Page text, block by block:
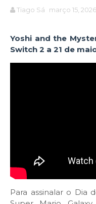
Tiago Sá março 15, 2026
Yoshi and the
Switch 2 a 21 de
Para assinalar o Dia